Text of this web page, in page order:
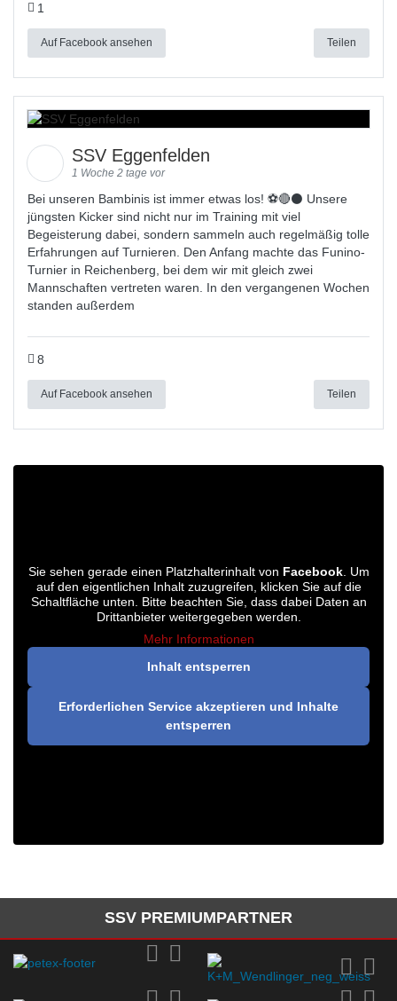
1
Auf Facebook ansehen Teilen
SSV Eggenfelden
1 Woche 2 tage vor
Bei unseren Bambinis ist immer etwas los! ⚽️🔴⚫ Unsere
jüngsten Kicker sind nicht nur im Training mit viel
Begeisterung dabei, sondern sammeln auch regelmäßig tolle
Erfahrungen auf Turnieren. Den Anfang machte das Funino-
Turnier in Reichenberg, bei dem wir mit gleich zwei
Mannschaften vertreten waren. In den vergangenen Wochen
standen außerdem
8
Auf Facebook ansehen Teilen
Sie sehen gerade einen Platzhalterinhalt von Facebook. Um
auf den eigentlichen Inhalt zuzugreifen, klicken Sie auf die
Schaltfläche unten. Bitte beachten Sie, dass dabei Daten an
Drittanbieter weitergegeben werden.
Mehr Informationen
Inhalt entsperren
Erforderlichen Service akzeptieren und Inhalte
entsperren
SSV PREMIUMPARTNER